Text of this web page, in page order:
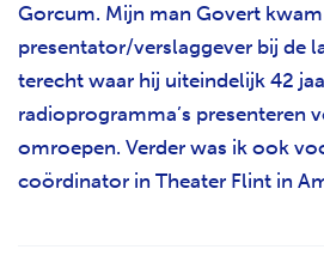
Gorcum. Mijn man Govert
presentator/verslaggever bij de
terecht waar hij uiteindelijk 42
radioprogramma’s presenteren
omroepen. Verder was ik ook
coördinator in Theater Flint in